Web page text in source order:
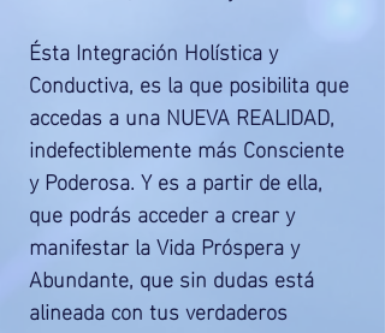
Ésta Integración Holística y
Conductiva, es la que posibilita que
accedas a una NUEVA REALIDAD,
indefectiblemente más Consciente
y Poderosa. Y es a partir de ella,
que podrás acceder a crear y
manifestar la Vida Próspera y
Abundante, que sin dudas está
alineada con tus verdaderos